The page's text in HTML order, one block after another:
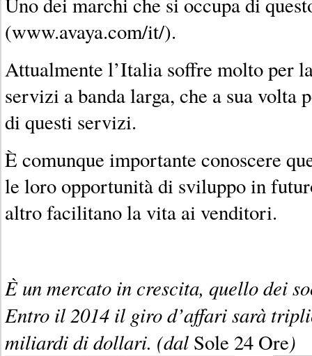
(www.avaya.com/it/).
Attualmente l’Italia soffre molto per
servizi a banda larga, che a sua volta
di questi servizi.
È comunque importante conoscere
le loro opportunità di sviluppo in
altro facilitano la vita ai venditori.
È un mercato in crescita, quello dei
Entro il 2014 il giro d’affarisarà
miliardi di dollari. (dal Sole 24 Ore)